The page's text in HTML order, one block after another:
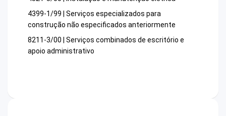
4399-1/99 | Serviços especializados para
construção não especificados anteriormente
8211-3/00 | Serviços combinados de escritório e
apoio administrativo